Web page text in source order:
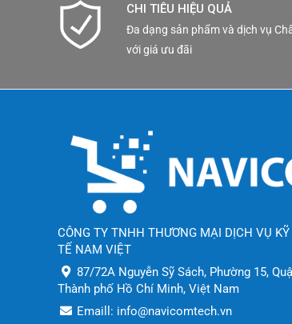
CHI TIÊU HIỆU QUẢ
Đa dạng sản phẩm và dịch vụ
với giá ưu đãi
CÔNG TY TNHH THƯƠNG MẠI DỊCH VỤ
TẾ NAM VIỆT
87/72A Nguyễn Sỹ Sách, Phường 15,
Thành phố Hồ Chí Minh, Việt Nam
Emaill: info@navicomtech.vn